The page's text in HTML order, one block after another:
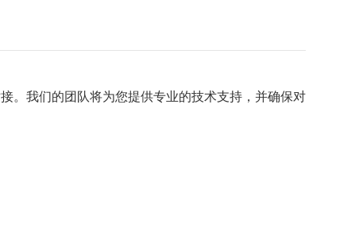
。我们的团队将为您提供专业的技术支持，并确保对